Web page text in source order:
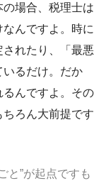
場合、税理士は
んですよ。時に
れたり、「最悪
いるだけ。だか
るんですよ。その
ろん大前提です
と”が起点ですも